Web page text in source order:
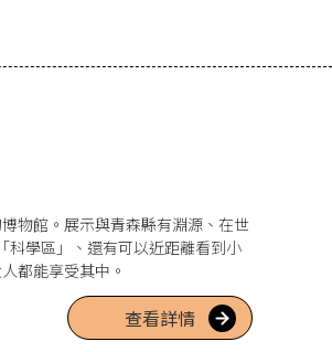
物館。展示與青森縣有淵源、在世
科學區」、還有可以近距離看到小
都能享受其中。
查看詳情